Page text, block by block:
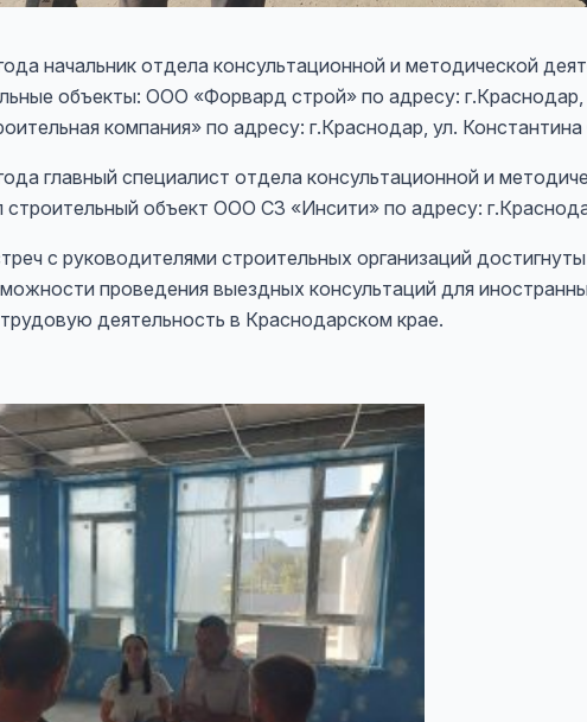
начальник отдела консультационной и методической
объекты: ООО «Форвард строй» по адресу:
компания» по адресу: г.Краснодар, ул.
главный специалист отдела консультационной и
строительный объект ООО СЗ «Инсити» по адресу:
с руководителями строительных организаций
проведения выездных консультаций для
деятельность в Краснодарском крае.